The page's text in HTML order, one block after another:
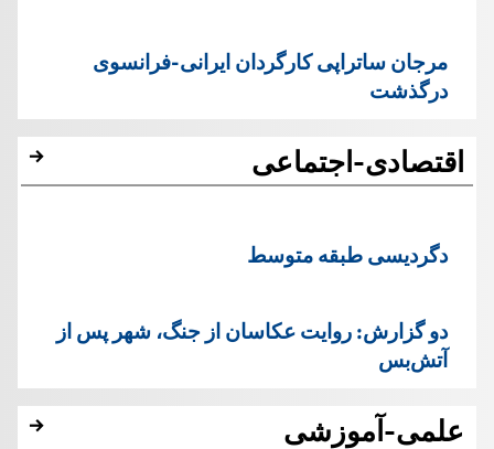
مرجان ساتراپی کارگردان ایرانی-فرانسوی
درگذشت
اقتصادی-اجتماعی
دگردیسی طبقه متوسط
دو گزارش: روایت عکاسان از جنگ، شهر پس از
آتش‌بس
علمی-آموزشی